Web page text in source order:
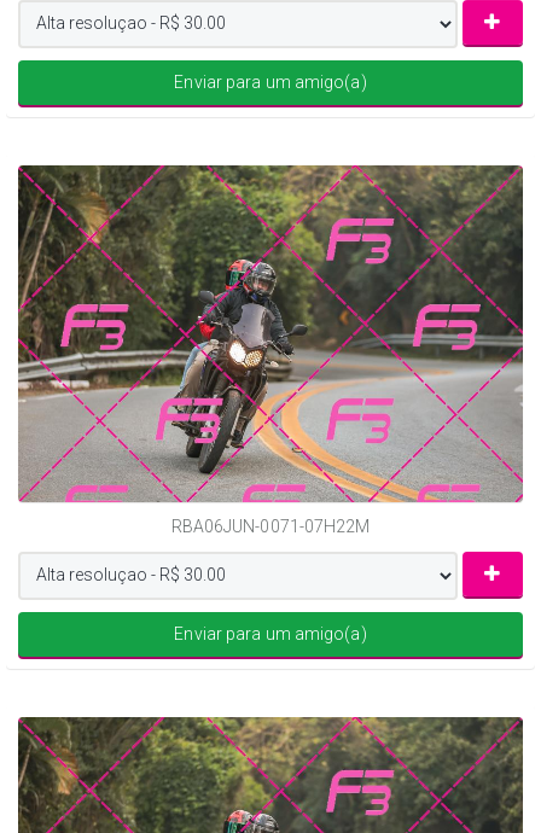
Enviar para um amigo(a)
RBA06JUN-0071-07H22M
Enviar para um amigo(a)